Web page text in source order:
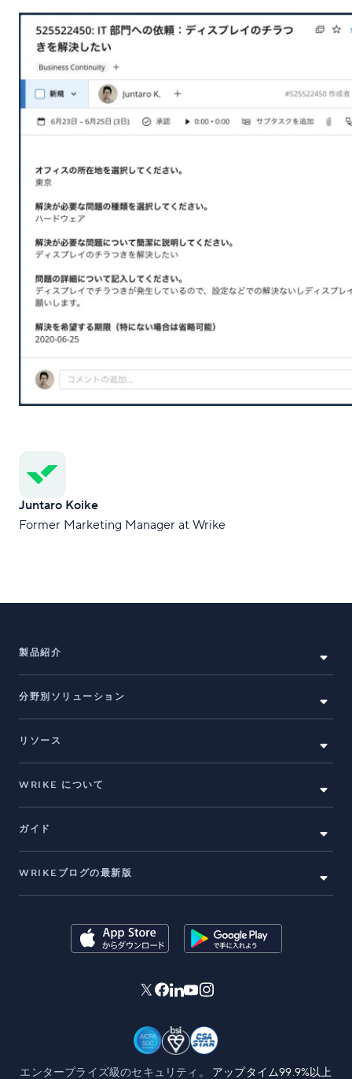
Juntaro Koike
Former Marketing Manager at Wrike
製品紹介
分野別ソリューション
リソース
WRIKE について
ガイド
WRIKEブログの最新版
エンタープライズ級のセキュリティ。 アップタイム99.9%以上